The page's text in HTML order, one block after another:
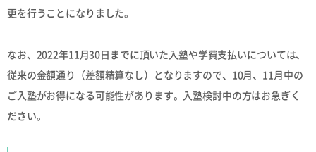
更を行うことになりました。
なお、2022年11月30日までに頂いた入塾や学費支払いについては、
従来の金額通り（差額精算なし）となりますので、10月、11月中の
ご入塾がお得になる可能性があります。入塾検討中の方はお急ぎく
ださい。